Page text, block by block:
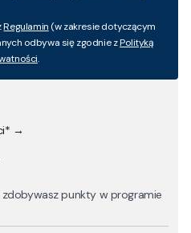
→
punkty w programie
Regulamin (w zakresie dotyczącym
odbywa się zgodnie zPolityką
.